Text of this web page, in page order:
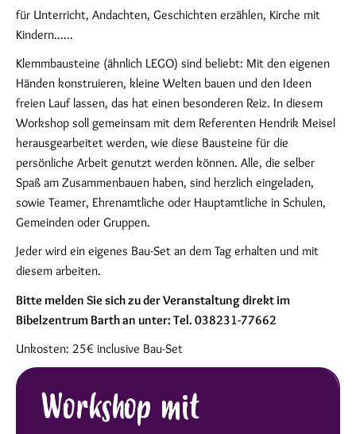
für Unterricht, Andachten, Geschichten erzählen, Kirche mit
Kindern......
Klemmbausteine (ähnlich LEGO) sind beliebt: Mit den eigenen
Händen konstruieren, kleine Welten bauen und den Ideen
freien Lauf lassen, das hat einen besonderen Reiz. In diesem
Workshop soll gemeinsam mit dem Referenten Hendrik Meisel
herausgearbeitet werden, wie diese Bausteine für die
persönliche Arbeit genutzt werden können. Alle, die selber
Spaß am Zusammenbauen haben, sind herzlich eingeladen,
sowie Teamer, Ehrenamtliche oder Hauptamtliche in Schulen,
Gemeinden oder Gruppen.
Jeder wird ein eigenes Bau-Set an dem Tag erhalten und mit
diesem arbeiten.
Bitte melden Sie sich zu der Veranstaltung direkt im
Bibelzentrum Barth an unter: Tel. 038231-77662
Unkosten: 25€ inclusive Bau-Set
Workshop mit